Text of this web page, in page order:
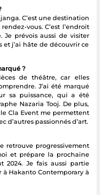
C’est une destination
vous. C’est l’endroit
Je prévois aussi de visiter
j’ai hâte de découvrir ce
?
de théâtre, car elles
J’ai été marqué
sa puissance, qui a été
Nazaria Tooj. De plus,
Cla Event me permettent
d’autres passionnés d’art.
retrouve progressivement
et prépare la prochaine
2024. Je fais aussi partie
à Hakanto Contemporary à